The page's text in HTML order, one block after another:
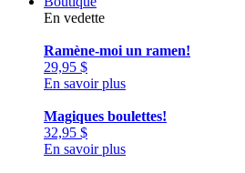
En vedette
Ramène-moi un ramen!
29,95 $
En savoir plus
Magiques boulettes!
32,95 $
En savoir plus